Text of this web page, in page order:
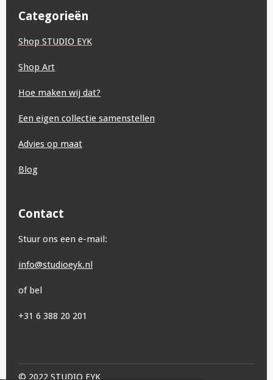
Categorieën
Shop STUDIO EYK
Shop Art
Hoe maken wij dat?
Een eigen collectie samenstellen
Advies op maat
Blog
Contact
Stuur ons een e-mail:
info@studioeyk.nl
of bel
+31 6 388 20 201
© 2022 STUDIO EYK